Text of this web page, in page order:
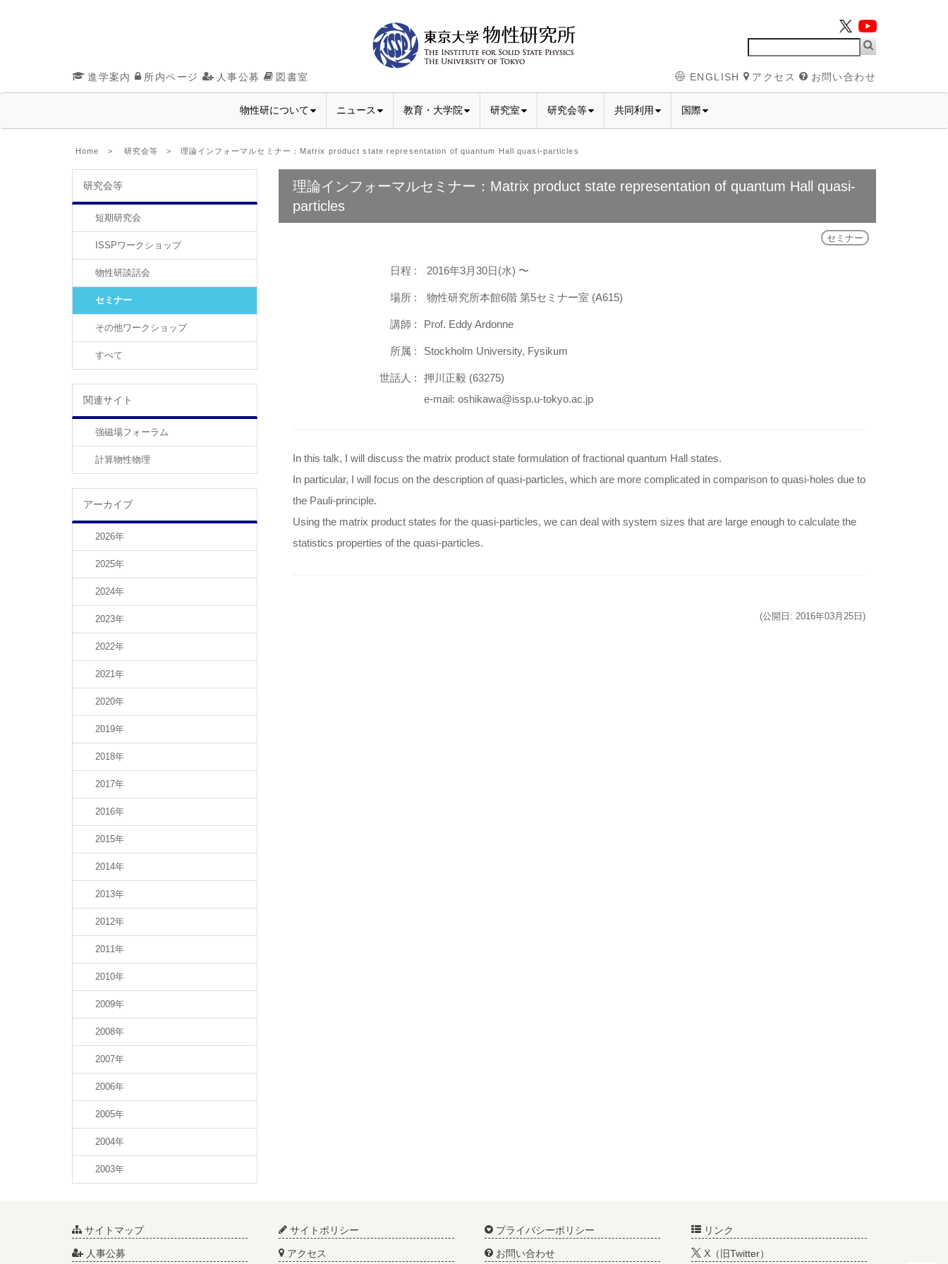
進学案内 所内ページ 人事公募 図書室 ENGLISH アクセス お問い合わせ
物性研について ニュース 教育・大学院 研究室 研究会等 共同利用 国際
Home > 研究会等 > 理論インフォーマルセミナー：Matrix product state representation of quantum Hall quasi-particles
研究会等
短期研究会
ISSPワークショップ
物性研談話会
セミナー
その他ワークショップ
すべて
関連サイト
強磁場フォーラム
計算物性物理
アーカイブ
2026年
2025年
2024年
2023年
2022年
2021年
2020年
2019年
2018年
2017年
2016年
2015年
2014年
2013年
2012年
2011年
2010年
2009年
2008年
2007年
2006年
2005年
2004年
2003年
理論インフォーマルセミナー：Matrix product state representation of quantum Hall quasi-
particles
セミナー
日程 : 2016年3月30日(水) 〜
場所 : 物性研究所本館6階 第5セミナー室 (A615)
講師 : Prof. Eddy Ardonne
所属 : Stockholm University, Fysikum
世話人 :
押川正毅 (63275)
e-mail: oshikawa@issp.u-tokyo.ac.jp
In this talk, I will discuss the matrix product state formulation of fractional quantum Hall states.
In particular, I will focus on the description of quasi-particles, which are more complicated in comparison to quasi-holes due to
the Pauli-principle.
Using the matrix product states for the quasi-particles, we can deal with system sizes that are large enough to calculate the
statistics properties of the quasi-particles.
(公開日: 2016年03月25日)
サイトマップ サイトポリシー プライバシーポリシー リンク
人事公募 アクセス お問い合わせ X（旧Twitter）